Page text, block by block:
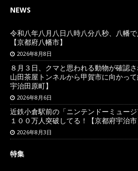
NEWS
令和八年八月八日八時八分八秒、八幡
【京都府八幡市】
2026年8月8日
８月３日、クマと思われる動物が確認
山田茶屋トンネルから甲賀市に向かっ
宇治田原町】
2026年8月6日
近鉄小倉駅前の「ニンテンドーミュー
１００万人突破してる！【京都府宇治市
2026年8月3日
特集